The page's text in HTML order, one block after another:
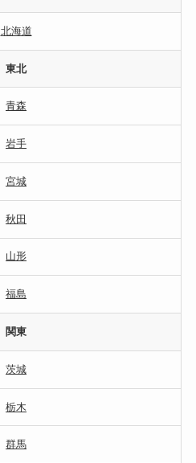
北海道
東北
青森
岩手
宮城
秋田
山形
福島
関東
茨城
栃木
群馬